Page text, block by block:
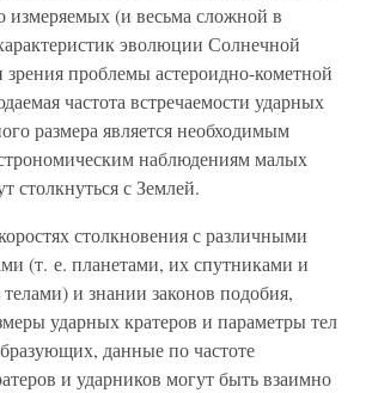
измеряемых (и весьма сложной в
эволюции Солнечной
проблемы астероидно-кометной
частота встречаемости ударных
размера является необходимым
наблюдениям малых
столкнуться с Землей.
столкновения с различными
(т. е. планетами, их спутниками и
и знании законов подобия,
ударных кратеров и параметры тел
данные по частоте
и ударников могут быть взаимно